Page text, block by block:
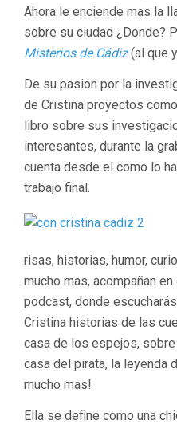
Ahora le enciende mas la
sobre su ciudad ¿Donde?
Misterios de Cádiz(al que
De su pasión por la
de Cristina proyectos
libro sobre sus
interesantes, durante la
cuenta desde el como lo
trabajo final.
risas, historias, humor,
mucho mas, acompañan
podcast, donde
Cristina historias de las
casa de los espejos,
casa del pirata, la leyenda
mucho mas!
Ella se define como una